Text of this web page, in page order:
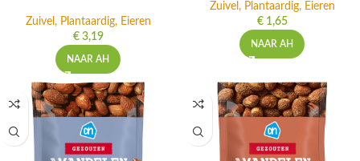
Zuivel, Plantaardig, Eieren
€3,19
NAAR AH
Zuivel, Plantaardig, Eieren
€1,65
NAAR AH